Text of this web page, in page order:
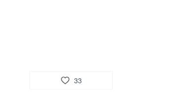
33